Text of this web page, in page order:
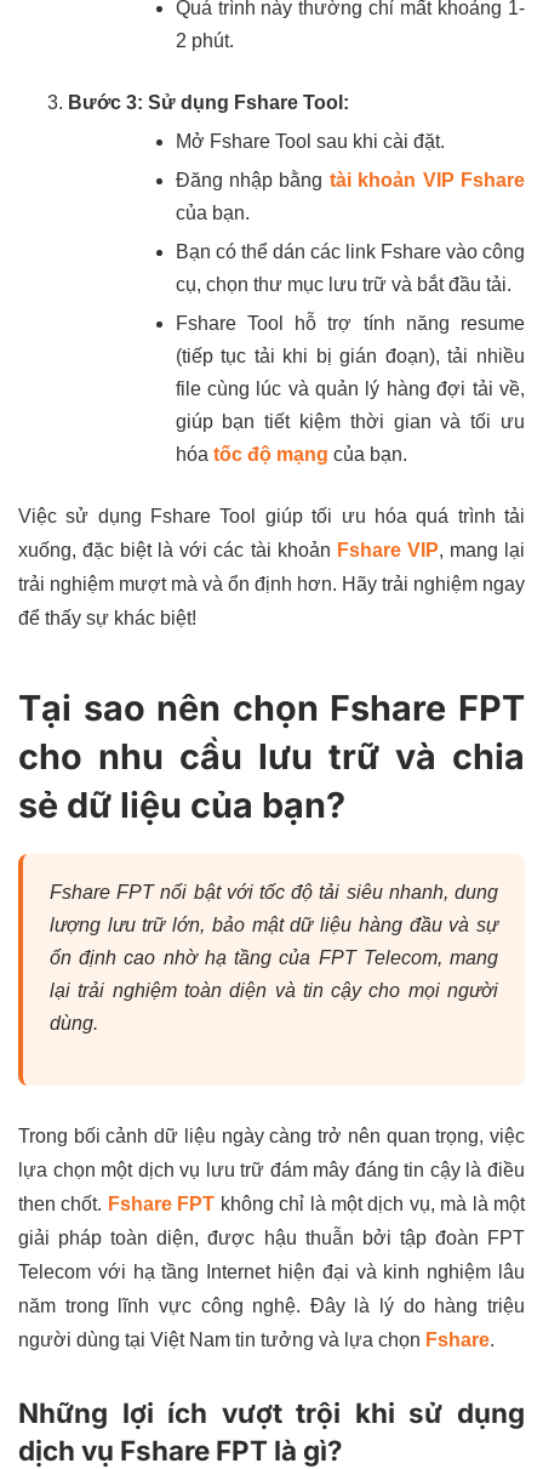
Quá trình này thường chỉ mất khoảng 1-
2 phút.
Bước 3: Sử dụng Fshare Tool:
Mở Fshare Tool sau khi cài đặt.
Đăng nhập bằng tài khoản VIP Fshare
của bạn.
Bạn có thể dán các link Fshare vào công
cụ, chọn thư mục lưu trữ và bắt đầu tải.
Fshare Tool hỗ trợ tính năng resume
(tiếp tục tải khi bị gián đoạn), tải nhiều
file cùng lúc và quản lý hàng đợi tải về,
giúp bạn tiết kiệm thời gian và tối ưu
hóa tốc độ mạng của bạn.
Việc sử dụng Fshare Tool giúp tối ưu hóa quá trình tải
xuống, đặc biệt là với các tài khoản Fshare VIP, mang lại
trải nghiệm mượt mà và ổn định hơn. Hãy trải nghiệm ngay
để thấy sự khác biệt!
Tại sao nên chọn Fshare FPT
cho nhu cầu lưu trữ và chia
sẻ dữ liệu của bạn?
Fshare FPT nổi bật với tốc độ tải siêu nhanh, dung
lượng lưu trữ lớn, bảo mật dữ liệu hàng đầu và sự
ổn định cao nhờ hạ tầng của FPT Telecom, mang
lại trải nghiệm toàn diện và tin cậy cho mọi người
dùng.
Trong bối cảnh dữ liệu ngày càng trở nên quan trọng, việc
lựa chọn một dịch vụ lưu trữ đám mây đáng tin cậy là điều
then chốt. Fshare FPT không chỉ là một dịch vụ, mà là một
giải pháp toàn diện, được hậu thuẫn bởi tập đoàn FPT
Telecom với hạ tầng Internet hiện đại và kinh nghiệm lâu
năm trong lĩnh vực công nghệ. Đây là lý do hàng triệu
người dùng tại Việt Nam tin tưởng và lựa chọn Fshare.
Những lợi ích vượt trội khi sử dụng
dịch vụ Fshare FPT là gì?